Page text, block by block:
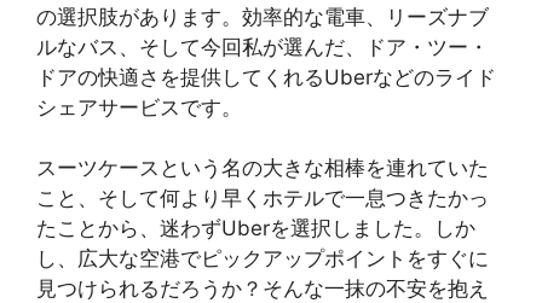
の選択肢があります。効率的な電車、リーズナブ
ルなバス、そして今回私が選んだ、ドア・ツー・
ドアの快適さを提供してくれるUberなどのライド
シェアサービスです。
スーツケースという名の大きな相棒を連れていた
こと、そして何より早くホテルで一息つきたかっ
たことから、迷わずUberを選択しました。しか
し、広大な空港でピックアップポイントをすぐに
見つけられるだろうか？そんな一抹の不安を抱え